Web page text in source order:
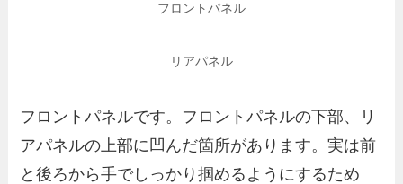
フロントパネル
リアパネル
フロントパネルです。フロントパネルの下部、リ
アパネルの上部に凹んだ箇所があります。実は前
と後ろから手でしっかり掴めるようにするため